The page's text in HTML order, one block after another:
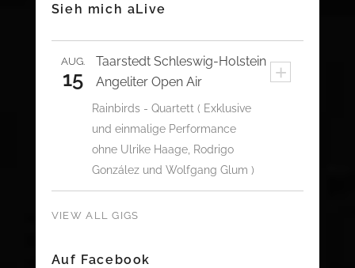
Sieh mich aLive
Taarstedt Schleswig-Holstein +
AUG.
15 Angeliter Open Air
Rainbirds - Quartett ( Exklusive
und einmalige Performance
ohne Ulrike Haage, Rodrigo
González und Wolfgang Glum )
VIEW ALL GIGS
Auf Facebook